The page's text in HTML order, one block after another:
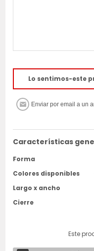
Lo sentimos-este
Características
Forma
Colores disponibles
Largo x ancho
Cierre
Este